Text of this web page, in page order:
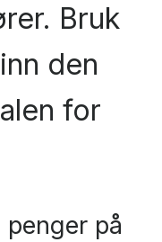
Bruk
den
for
penger på